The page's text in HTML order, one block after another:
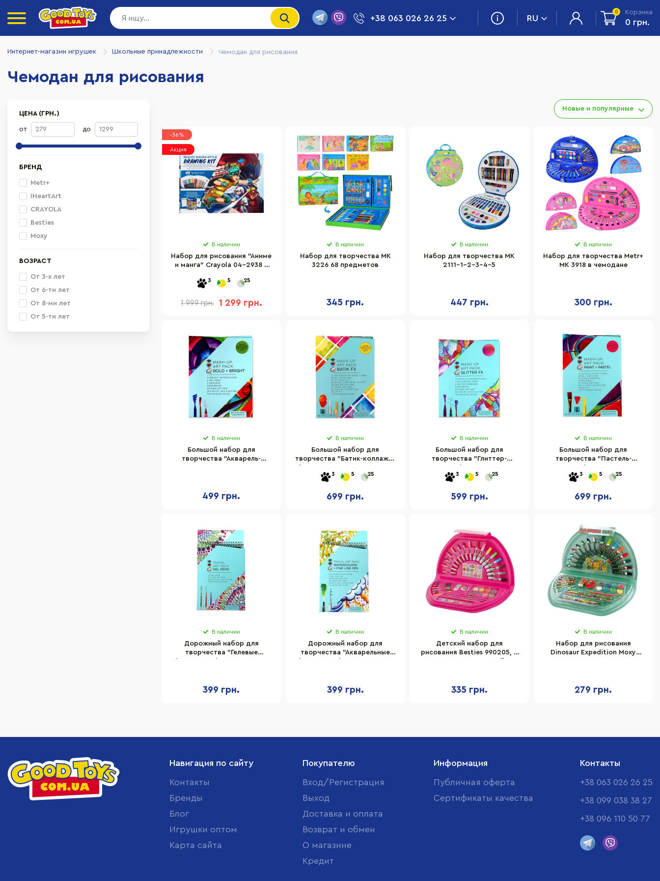
+38 063 026 26 25 RU
0 Корзина
0 грн.
Интернет-магазин игрушек Школьные принадлежности Чемодан для рисования
Чемодан для рисования
ЦЕНА (ГРН.)
от до
БРЕНД
Metr+
IHeartArt
CRAYOLA
Besties
Moxy
ВОЗРАСТ
От 3-х лет
От 6-ти лет
От 8-ми лет
От 5-ти лет
Новые и популярные
-36%
Акция
В наличии
Набор для рисования "Аниме
и манга" Crayola 04-2938 с
3 5 25
1 999 грн. 1 299 грн.
В наличии
Набор для творчества MK
3226 68 предметов
345 грн.
В наличии
Набор для творчества MK
2111-1-2-3-4-5
447 грн.
В наличии
Набор для творчества Metr+
MK 3918 в чемодане
300 грн.
В наличии
Большой набор для
творчества "Акварель-
499 грн.
В наличии
Большой набор для
творчества "Батик-коллаж" I
3 5 25
699 грн.
В наличии
Большой набор для
творчества "Глиттер-
блокнотом
3 5 25
599 грн.
В наличии
Большой набор для
творчества "Пастель-
акриловой краской
3 5 25
699 грн.
В наличии
Дорожный набор для
творчества "Гелевые
399 грн.
В наличии
Дорожный набор для
творчества "Акварельные
399 грн.
В наличии
Детский набор для
рисования Besties 990205, 8
335 грн.
В наличии
Набор для рисования
Dinosaur Expedition Moxy
279 грн.
Навигация по сайту
Контакты
Бренды
Блог
Игрушки оптом
Карта сайта
Покупателю
Вход/Регистрация
Выход
Доставка и оплата
Возврат и обмен
О магазине
Кредит
Информация
Публичная оферта
Сертификаты качества
Контакты
+38 063 026 26 25
+38 099 038 38 27
+38 096 110 50 77